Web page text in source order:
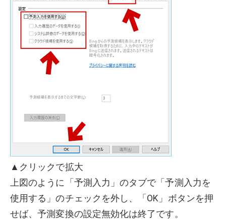
▲クリックで拡大
上図のように「予測入力」のタブで「予測入力を
使用する」のチェックを外し、「OK」ボタンを押
せば、予測変換の設定無効化は終了です。